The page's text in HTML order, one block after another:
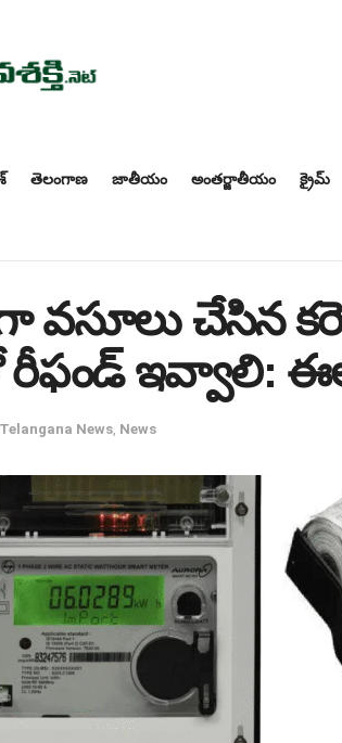
తెలంగాణ జాతీయం అంతర్జాతీయం క్రైమ్
వసూలు చేసిన
రీఫండ్ ఇవ్వాలి:
Telangana News News